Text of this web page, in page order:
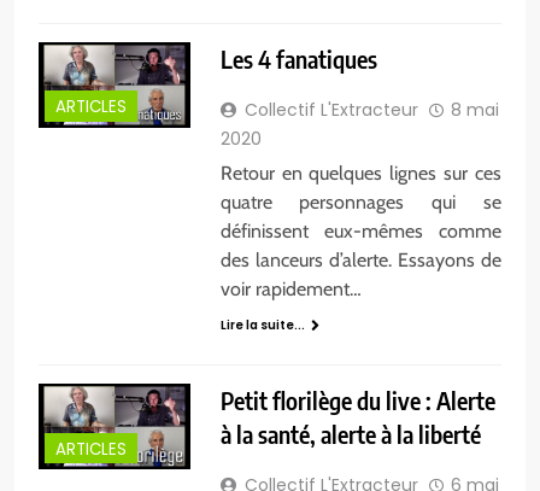
ARTICLES
Les 4 fanatiques
Collectif L'Extracteur
8 mai
2020
Retour en quelques lignes sur ces
quatre personnages qui se
définissent eux-mêmes comme
des lanceurs d’alerte. Essayons de
voir rapidement…
Lire la suite...
ARTICLES
Petit florilège du live : Alerte
à la santé, alerte à la liberté
Collectif L'Extracteur
6 mai